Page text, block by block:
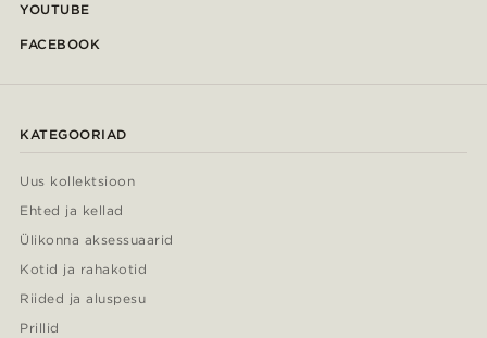
YOUTUBE
FACEBOOK
KATEGOORIAD
Uus kollektsioon
Ehted ja kellad
Ülikonna aksessuaarid
Kotid ja rahakotid
Riided ja aluspesu
Prillid